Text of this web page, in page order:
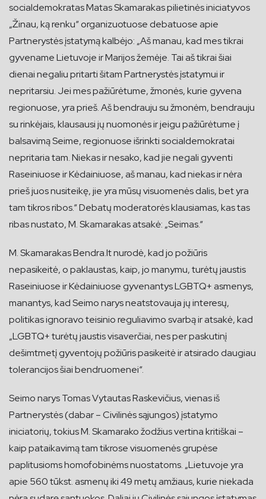
socialdemokratas Matas Skamarakas pilietinės iniciatyvos
„Žinau, ką renku“ organizuotuose debatuose apie
Partnerystės įstatymą kalbėjo: „Aš manau, kad mes tikrai
gyvename Lietuvoje ir Marijos žemėje. Tai aš tikrai šiai
dienai negaliu pritarti šitam Partnerystės įstatymui ir
nepritarsiu. Jei mes pažiūrėtume, žmonės, kurie gyvena
regionuose, yra prieš. Aš bendrauju su žmonėm, bendrauju
su rinkėjais, klausausi jų nuomonės ir jeigu pažiūrėtume į
balsavimą Seime, regionuose išrinkti socialdemokratai
nepritaria tam. Niekas ir nesako, kad jie negali gyventi
Raseiniuose ir Kėdainiuose, aš manau, kad niekas ir nėra
prieš juos nusiteikę, jie yra mūsų visuomenės dalis, bet yra
tam tikros ribos.“ Debatų moderatorės klausiamas, kas tas
ribas nustato, M. Skamarakas atsakė: „Seimas.“
M. Skamarakas Bendra.lt nurodė, kad jo požiūris
nepasikeitė, o paklaustas, kaip, jo manymu, turėtų jaustis
Raseiniuose ir Kėdainiuose gyvenantys LGBTQ+ asmenys,
manantys, kad Seimo narys neatstovauja jų interesų,
politikas ignoravo teisinio reguliavimo svarbą ir atsakė, kad
„LGBTQ+ turėtų jaustis visaverčiai, nes per paskutinį
dešimtmetį gyventojų požiūris pasikeitė ir atsirado daugiau
tolerancijos šiai bendruomenei“.
Seimo narys Tomas Vytautas Raskevičius, vienas iš
Partnerystės (dabar – Civilinės sąjungos) įstatymo
iniciatorių, tokius M. Skamarako žodžius vertina kritiškai –
kaip pataikavimą tam tikrose visuomenės grupėse
paplitusioms homofobinėms nuostatoms. „Lietuvoje yra
apie 560 tūkst. asmenų iki 49 metų amžiaus, kurie niekada